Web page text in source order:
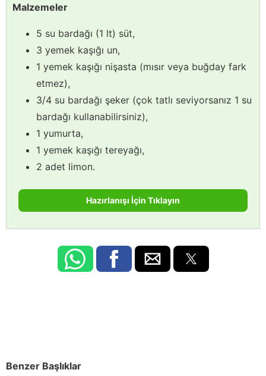
Malzemeler
5 su bardağı (1 lt) süt,
3 yemek kaşığı un,
1 yemek kaşığı nişasta (mısır veya buğday fark
etmez),
3/4 su bardağı şeker (çok tatlı seviyorsanız 1 su
bardağı kullanabilirsiniz),
1 yumurta,
1 yemek kaşığı tereyağı,
2 adet limon.
Hazırlanışı İçin Tıklayın
Benzer Başlıklar